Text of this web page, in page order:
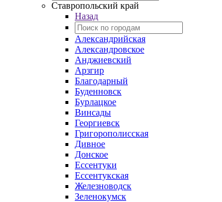
Ставропольский край
Назад
Александрийская
Александровское
Анджиевский
Арзгир
Благодарный
Буденновск
Бурлацкое
Винсады
Георгиевск
Григорополисская
Дивное
Донское
Ессентуки
Ессентукская
Железноводск
Зеленокумск